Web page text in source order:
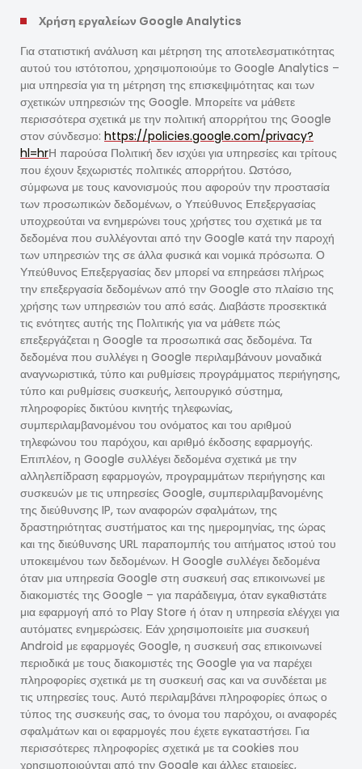
Χρήση εργαλείων Google Analytics
Για στατιστική ανάλυση και μέτρηση της αποτελεσματικότητας
αυτού του ιστότοπου, χρησιμοποιούμε το Google Analytics –
μια υπηρεσία για τη μέτρηση της επισκεψιμότητας και των
σχετικών υπηρεσιών της Google. Μπορείτε να μάθετε
περισσότερα σχετικά με την πολιτική απορρήτου της Google
στον σύνδεσμο: https://policies.google.com/privacy?
hl=hrΗ παρούσα Πολιτική δεν ισχύει για υπηρεσίες και τρίτους
που έχουν ξεχωριστές πολιτικές απορρήτου. Ωστόσο,
σύμφωνα με τους κανονισμούς που αφορούν την προστασία
των προσωπικών δεδομένων, ο Υπεύθυνος Επεξεργασίας
υποχρεούται να ενημερώνει τους χρήστες του σχετικά με τα
δεδομένα που συλλέγονται από την Google κατά την παροχή
των υπηρεσιών της σε άλλα φυσικά και νομικά πρόσωπα. Ο
Υπεύθυνος Επεξεργασίας δεν μπορεί να επηρεάσει πλήρως
την επεξεργασία δεδομένων από την Google στο πλαίσιο της
χρήσης των υπηρεσιών του από εσάς. Διαβάστε προσεκτικά
τις ενότητες αυτής της Πολιτικής για να μάθετε πώς
επεξεργάζεται η Google τα προσωπικά σας δεδομένα. Τα
δεδομένα που συλλέγει η Google περιλαμβάνουν μοναδικά
αναγνωριστικά, τύπο και ρυθμίσεις προγράμματος περιήγησης,
τύπο και ρυθμίσεις συσκευής, λειτουργικό σύστημα,
πληροφορίες δικτύου κινητής τηλεφωνίας,
συμπεριλαμβανομένου του ονόματος και του αριθμού
τηλεφώνου του παρόχου, και αριθμό έκδοσης εφαρμογής.
Επιπλέον, η Google συλλέγει δεδομένα σχετικά με την
αλληλεπίδραση εφαρμογών, προγραμμάτων περιήγησης και
συσκευών με τις υπηρεσίες Google, συμπεριλαμβανομένης
της διεύθυνσης IP, των αναφορών σφαλμάτων, της
δραστηριότητας συστήματος και της ημερομηνίας, της ώρας
και της διεύθυνσης URL παραπομπής του αιτήματος ιστού του
υποκειμένου των δεδομένων. Η Google συλλέγει δεδομένα
όταν μια υπηρεσία Google στη συσκευή σας επικοινωνεί με
διακομιστές της Google – για παράδειγμα, όταν εγκαθιστάτε
μια εφαρμογή από το Play Store ή όταν η υπηρεσία ελέγχει για
αυτόματες ενημερώσεις. Εάν χρησιμοποιείτε μια συσκευή
Android με εφαρμογές Google, η συσκευή σας επικοινωνεί
περιοδικά με τους διακομιστές της Google για να παρέχει
πληροφορίες σχετικά με τη συσκευή σας και να συνδέεται με
τις υπηρεσίες τους. Αυτό περιλαμβάνει πληροφορίες όπως ο
τύπος της συσκευής σας, το όνομα του παρόχου, οι αναφορές
σφαλμάτων και οι εφαρμογές που έχετε εγκαταστήσει. Για
περισσότερες πληροφορίες σχετικά με τα cookies που
χρησιμοποιούνται από την Google και άλλες εταιρείες,